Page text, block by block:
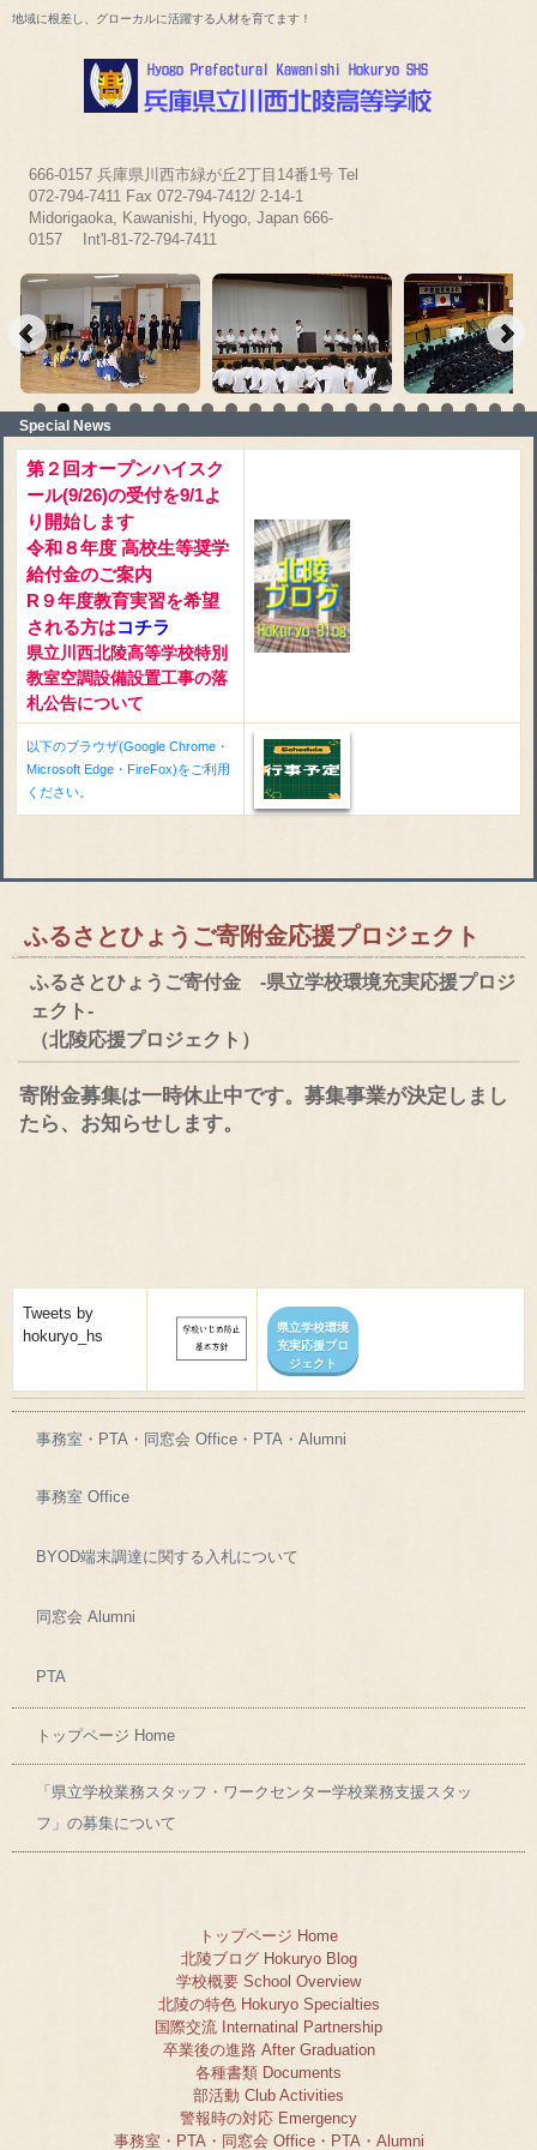
地域に根差し、グローカルに活躍する人材を育てます！
666-0157 兵庫県川西市緑が丘2丁目14番1号 Tel
072-794-7411 Fax 072-794-7412/ 2-14-1
Midorigaoka, Kawanishi, Hyogo, Japan 666-
0157 Int'l-81-72-794-7411
Special News
第２回オープンハイスク
ール(9/26)の受付を9/1よ
り開始します
令和８年度 高校生等奨学
給付金のご案内
R９年度教育実習を希望
される方はコチラ
県立川西北陵高等学校特別
教室空調設備設置工事の落
札公告について
以下のブラウザ(Google Chrome・
Microsoft Edge・FireFox)をご利用
ください。
ふるさとひょうご寄附金応援プロジェクト
ふるさとひょうご寄付金 -県立学校環境充実応援プロジ
ェクト-
（北陵応援プロジェクト）
寄附金募集は一時休止中です。募集事業が決定しまし
たら、お知らせします。
Tweets by
hokuryo_hs
県立学校環境
充実応援プロ
ジェクト
事務室・PTA・同窓会 Office・PTA・Alumni
事務室 Office
BYOD端末調達に関する入札について
同窓会 Alumni
PTA
トップページ Home
「県立学校業務スタッフ・ワークセンター学校業務支援スタッ
フ」の募集について
トップページ Home
北陵ブログ Hokuryo Blog
学校概要 School Overview
北陵の特色 Hokuryo Specialties
国際交流 Internatinal Partnership
卒業後の進路 After Graduation
各種書類 Documents
部活動 Club Activities
警報時の対応 Emergency
事務室・PTA・同窓会 Office・PTA・Alumni